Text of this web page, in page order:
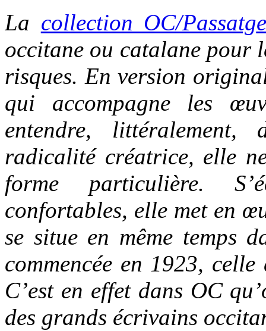
La collection OC/Passatg
occitane ou catalane pour
risques. En version
qui accompagne les
entendre,
radicalité créatrice, elle
forme particulière.
confortables, elle met en
se situe en même temps
commencée en 1923,
C’est en effet dans OC
des grands écrivains